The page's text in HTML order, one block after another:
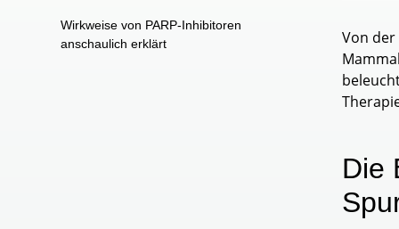
Von
Die
Wirkweise von PARP-Inhibitoren
anschaulich erklärt